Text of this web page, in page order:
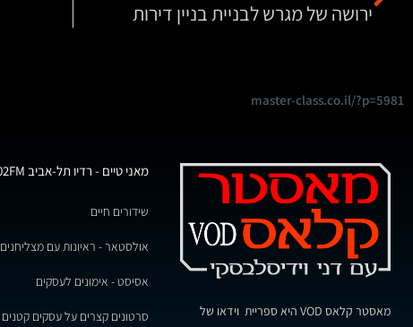
ירושה של מגרש לבניית בניין דירות
master-class.co.il/?p=5981
מאסטר קלאס VOD היא ספריית וידאו של
מאני טיים - רדיו תל-אביב 102FM
שידורים חיים
אולסטאר - ראיונות עם מצליחנים
אסיסט - אימונים לעסקים
סרטונים קצרים על עסקים קטנים